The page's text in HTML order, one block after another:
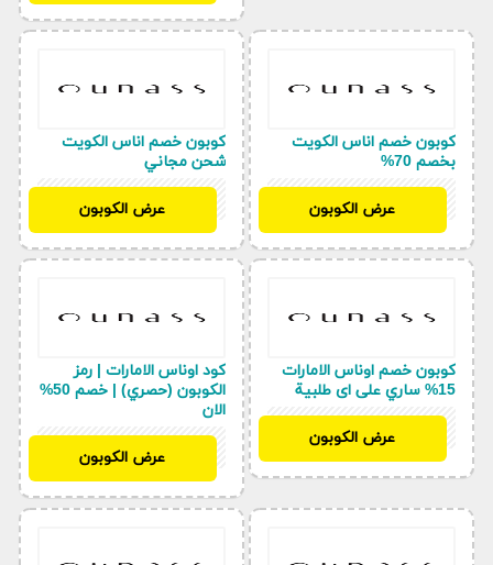
كوبون خصم اناس الكويت
بخصم 70%
عرض الكوبون
كوبون خصم اناس الكويت
شحن مجاني
عرض الكوبون
كوبون خصم اوناس الامارات
15% ساري على اى طلبية
عرض الكوبون
كود اوناس الامارات | رمز
الكوبون (حصري) | خصم 50%
الان
عرض الكوبون